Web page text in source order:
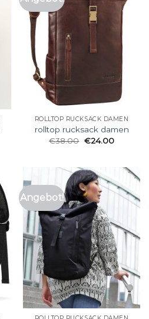
ROLLTOP RUCKSACK DAMEN
rolltop rucksack damen
€38.00 €24.00
Angebot!